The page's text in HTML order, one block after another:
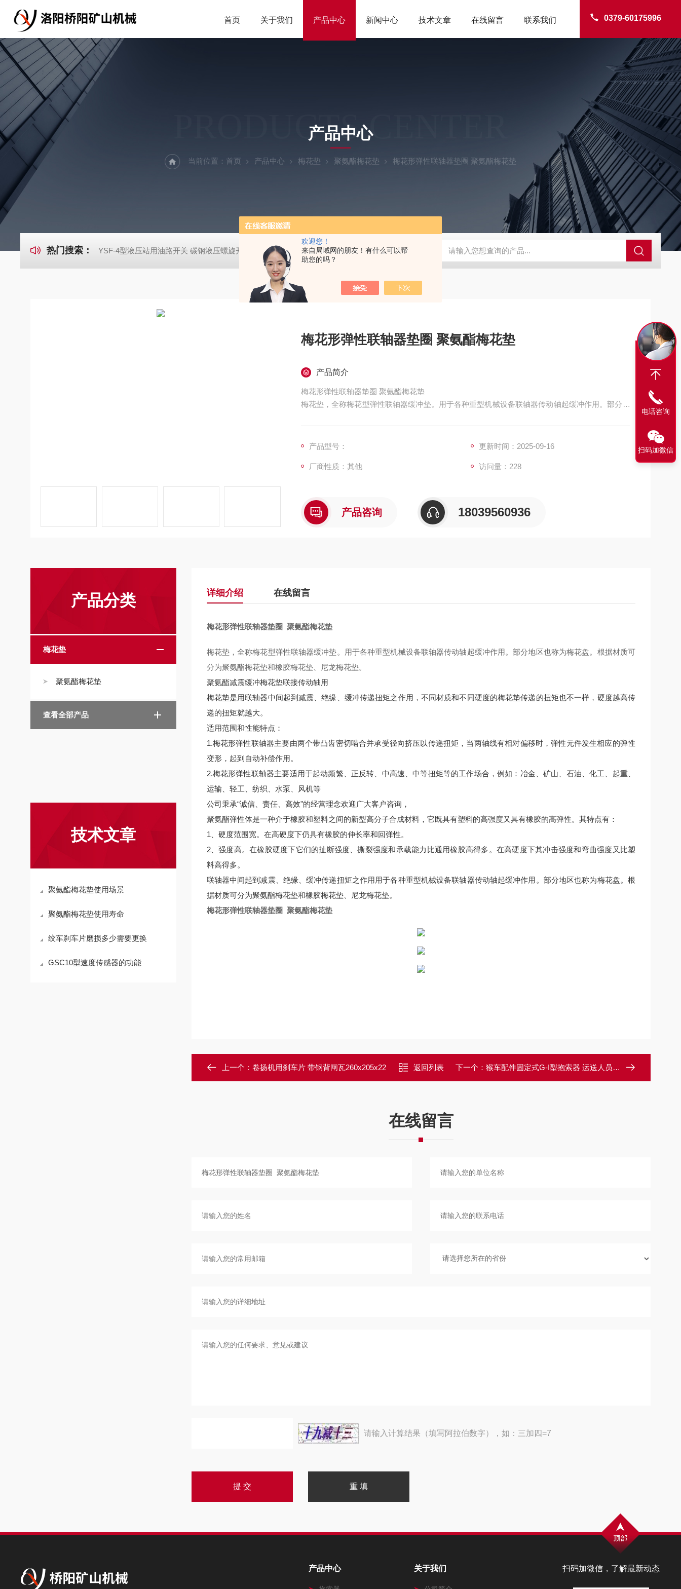
欢迎您！
来自局域网的朋友！有什么可以帮
助您的吗？
0379-60175996
首页 关于我们 产品中心 新闻中心 技术文章 在线留言 联系我们
PRODUCTS CENTER
产品中心
当前位置： 首页 产品中心 梅花垫 聚氨酯梅花垫 梅花形弹性联轴器垫圈 聚氨酯梅花垫
热门搜索： YSF-4型液压站用油路开关 碳钢液压螺旋开关 猴车配件橡胶轮衬 托压轮矿用斜井巷道用 矿用本安型行程开关KHXC24 井下机电设备 便携式移动液压系统总成 提升机
梅花形弹性联轴器垫圈 聚氨酯梅花垫
产品简介
梅花形弹性联轴器垫圈 聚氨酯梅花垫
梅花垫，全称梅花型弹性联轴器缓冲垫。用于各种重型机械设备联轴器传动轴起缓冲作用。部分地
产品型号： 更新时间：2025-09-16
厂商性质：其他 访问量：228
产品咨询 18039560936
产品分类
梅花垫
聚氨酯梅花垫
查看全部产品
技术文章
聚氨酯梅花垫使用场景
聚氨酯梅花垫使用寿命
绞车刹车片磨损多少需要更换
GSC10型速度传感器的功能
详细介绍 在线留言
梅花形弹性联轴器垫圈 聚氨酯梅花垫
梅花垫，全称梅花型弹性联轴器缓冲垫。用于各种重型机械设备联轴器传动轴起缓冲作用。部分地区也称为梅花盘。根据材质可
分为聚氨酯梅花垫和橡胶梅花垫、尼龙梅花垫。
聚氨酯减震缓冲梅花垫联接传动轴用
梅花垫是用联轴器中间起到减震、绝缘、缓冲传递扭矩之作用，不同材质和不同硬度的梅花垫传递的扭矩也不一样，硬度越高传
递的扭矩就越大。
适用范围和性能特点：
1.梅花形弹性联轴器主要由两个带凸齿密切啮合并承受径向挤压以传递扭矩，当两轴线有相对偏移时，弹性元件发生相应的弹性
变形，起到自动补偿作用。
2.梅花形弹性联轴器主要适用于起动频繁、正反转、中高速、中等扭矩等的工作场合，例如：冶金、矿山、石油、化工、起重、
运输、轻工、纺织、水泵、风机等
公司秉承“诚信、责任、高效"的经营理念欢迎广大客户咨询，
聚氨酯弹性体是一种介于橡胶和塑料之间的新型高分子合成材料，它既具有塑料的高强度又具有橡胶的高弹性。其特点有：
1、硬度范围宽。在高硬度下仍具有橡胶的伸长率和回弹性。
2、强度高。在橡胶硬度下它们的扯断强度、撕裂强度和承载能力比通用橡胶高得多。在高硬度下其冲击强度和弯曲强度又比塑
料高得多。
联轴器中间起到减震、绝缘、缓冲传递扭矩之作用用于各种重型机械设备联轴器传动轴起缓冲作用。部分地区也称为梅花盘。根
据材质可分为聚氨酯梅花垫和橡胶梅花垫、尼龙梅花垫。
梅花形弹性联轴器垫圈 聚氨酯梅花垫
上一个： 卷扬机用刹车片 带钢背闸瓦260x205x22 返回列表 下一个： 猴车配件固定式G-I型抱索器 运送人员装置
在线留言
请输入计算结果（填写阿拉伯数字），如：三加四=7
扫码加微信，了解最新动态
产品中心 关于我们
电话咨询
扫码加微信